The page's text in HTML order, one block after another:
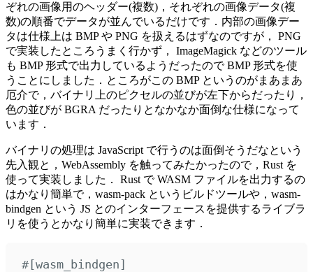
ぞれの画像用のヘッダー(複数)，それぞれの画像データ(複
数)の順番でデータが並んでいるだけです．内部の画像デー
タは仕様上は BMP や PNG を扱えるはずなのですが， PNG
で実装したところうまく行かず， ImageMagick などのツール
も BMP 形式で出力しているようだったので BMP 形式を使
うことにしました．ところがこの BMP というのがまあまあ
厄介で，バイナリ上のピクセルの並びが左下からだったり，
色の並びが BGRA だったりとなかなか面倒な仕様になって
います．
バイナリの処理は JavaScript で行うのは面倒そうだなという
先入観と，WebAssembly を触ってみたかったので，Rust を
使って実装しました． Rust で WASM ファイルを出力するの
はかなり簡単で，wasm-pack というビルドツールや，wasm-
bindgen という JS とのインターフェースを提供するライブラ
リを使うとかなり簡単に実装できます．
#[wasm_bindgen ]